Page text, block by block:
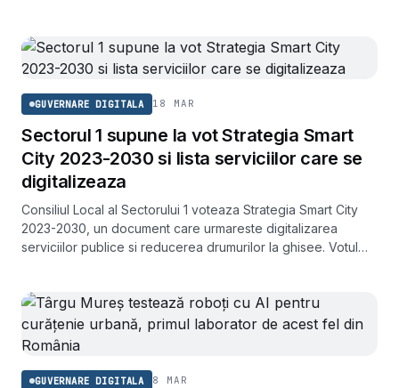
GUVERNARE DIGITALA 18 MAR
Sectorul 1 supune la vot Strategia Smart
City 2023-2030 si lista serviciilor care se
digitalizeaza
Consiliul Local al Sectorului 1 voteaza Strategia Smart City
2023-2030, un document care urmareste digitalizarea
serviciilor publice si reducerea drumurilor la ghisee. Votul
GUVERNARE DIGITALA 8 MAR